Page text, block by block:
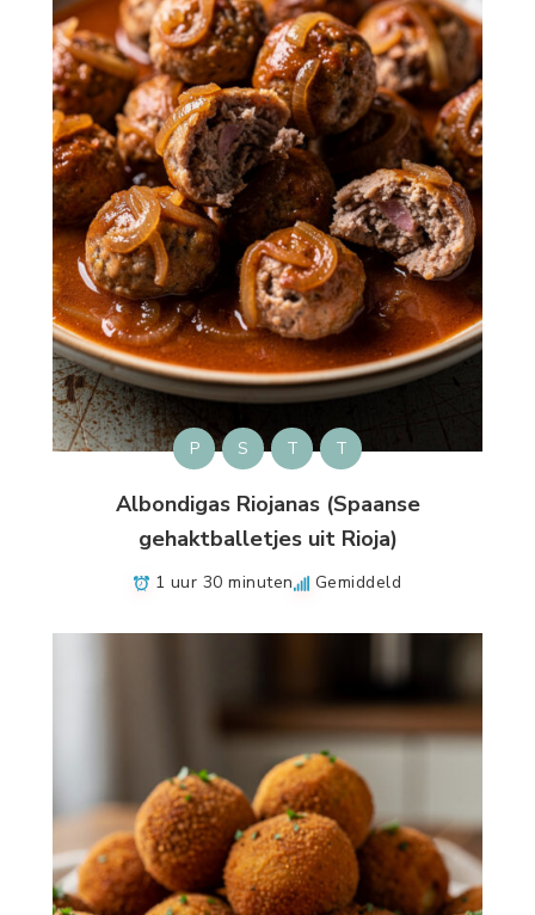
P S T T
Albondigas Riojanas (Spaanse
gehaktballetjes uit Rioja)
1 uur 30 minuten Gemiddeld